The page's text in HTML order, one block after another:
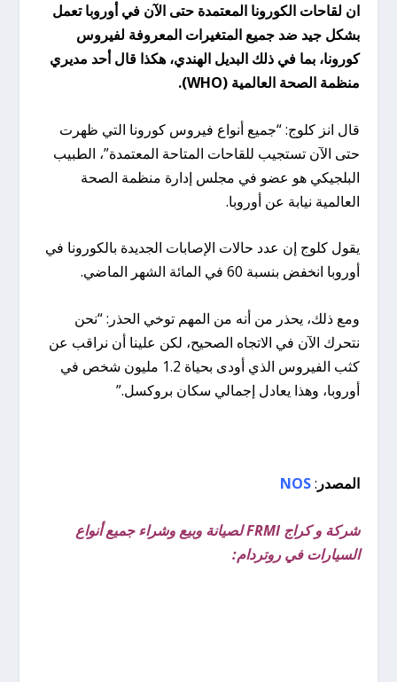
ان لقاحات الكورونا المعتمدة حتى الآن في أوروبا تعمل
بشكل جيد ضد جميع المتغيرات المعروفة لفيروس
كورونا، بما في ذلك البديل الهندي، هكذا قال أحد مديري
منظمة الصحة العالمية (WHO).
قال انز كلوج: “جميع أنواع فيروس كورونا التي ظهرت
حتى الآن تستجيب للقاحات المتاحة المعتمدة”، الطبيب
البلجيكي هو عضو في مجلس إدارة منظمة الصحة
العالمية نيابة عن أوروبا.
يقول كلوج إن عدد حالات الإصابات الجديدة بالكورونا في
أوروبا انخفض بنسبة 60 في المائة الشهر الماضي.
ومع ذلك، يحذر من أنه من المهم توخي الحذر: “نحن
نتحرك الآن في الاتجاه الصحيح، لكن علينا أن نراقب عن
كثب الفيروس الذي أودى بحياة 1.2 مليون شخص في
أوروبا، وهذا يعادل إجمالي سكان بروكسل.”
المصدر :
NOS
شركة و كراج FRMI لصيانة وبيع وشراء جميع أنواع
السيارات في روتردام: